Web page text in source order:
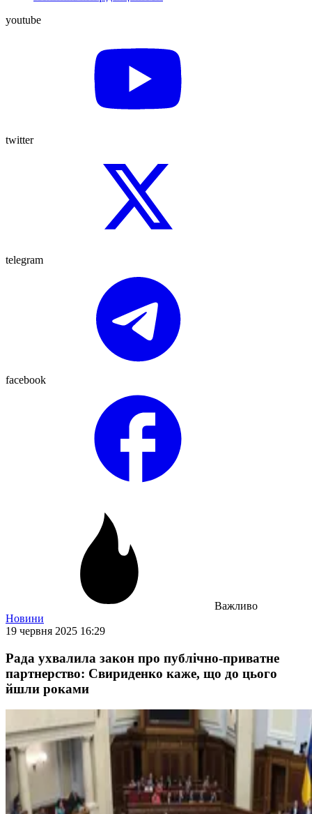
youtube
twitter
telegram
facebook
Важливо
Новини
19 червня 2025 16:29
Рада ухвалила закон про публічно-приватне
партнерство: Свириденко каже, що до цього
йшли роками